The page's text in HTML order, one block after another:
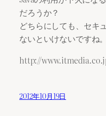
だろうか？
どちらにしても、セキ
ないといけないですね。
http://
2012年10月19日